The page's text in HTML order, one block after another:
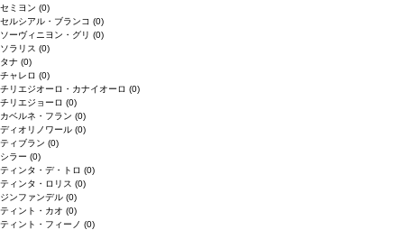
セミヨン (0)
セルシアル・ブランコ (0)
ソーヴィニヨン・グリ (0)
ソラリス (0)
タナ (0)
チャレロ (0)
チリエジオーロ・カナイオーロ (0)
チリエジョーロ (0)
カベルネ・フラン (0)
ディオリノワール (0)
ティブラン (0)
シラー (0)
ティンタ・デ・トロ (0)
ティンタ・ロリス (0)
ジンファンデル (0)
ティント・カオ (0)
ティント・フィーノ (0)